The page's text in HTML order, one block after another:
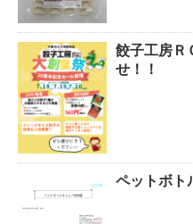
餃子工房Ｒ
せ！！
ペットボト